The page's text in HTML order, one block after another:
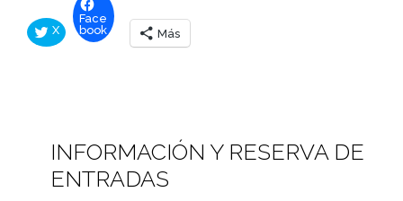
X
Face
book
Más
INFORMACIÓN Y RESERVA DE
ENTRADAS